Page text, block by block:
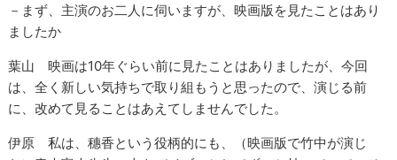
－まず、主演のお二人に伺いますが、映画版を見たことはあり
ましたか
葉山 映画は10年ぐらい前に見たことはありましたが、今回
は、全く新しい気持ちで取り組もうと思ったので、演じる前
に、改めて見ることはあえてしませんでした。
伊原 私は、穗香という役柄的にも、（映画版で竹中が演じ